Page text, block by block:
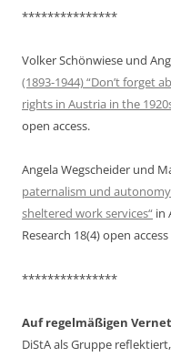
***************
Volker Schönwiese und
(1893-1944) “Don’t forget
rights in Austria in the
open access.
Angela Wegscheider und
paternalism und
sheltered work services“ in
Research 18(4) open access
***************
Auf regelmäßigen
DiStA als Gruppe